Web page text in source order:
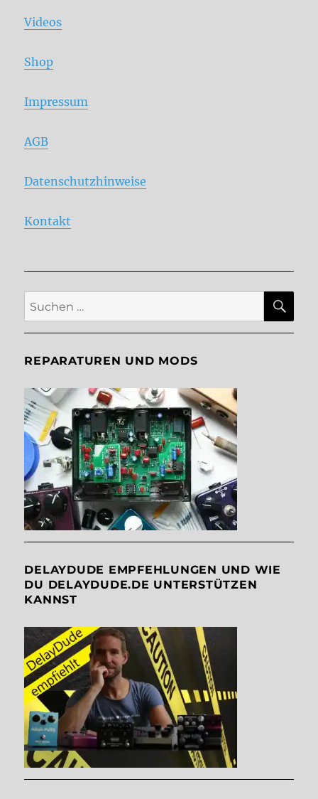
Videos
Shop
Impressum
AGB
Datenschutzhinweise
Kontakt
Suche
nach:
REPARATUREN UND MODS
DELAYDUDE EMPFEHLUNGEN UND WIE
DU DELAYDUDE.DE UNTERSTÜTZEN
KANNST